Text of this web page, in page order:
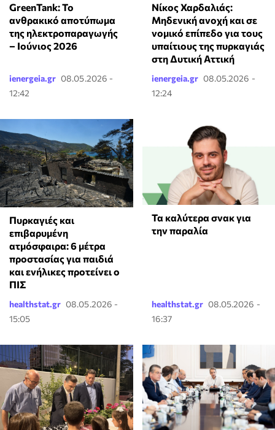
GreenTank: Το
ανθρακικό αποτύπωμα
της ηλεκτροπαραγωγής
– Ιούνιος 2026
ienergeia.gr 08.05.2026 -
12:42
Νίκος Χαρδαλιάς:
Μηδενική ανοχή και σε
νομικό επίπεδο για τους
υπαίτιους της πυρκαγιάς
στη Δυτική Αττική
ienergeia.gr 08.05.2026 -
12:24
Πυρκαγιές και
επιβαρυμένη
ατμόσφαιρα: 6 μέτρα
προστασίας για παιδιά
και ενήλικες προτείνει ο
ΠΙΣ
healthstat.gr 08.05.2026 -
15:05
Τα καλύτερα σνακ για
την παραλία
healthstat.gr 08.05.2026 -
16:37